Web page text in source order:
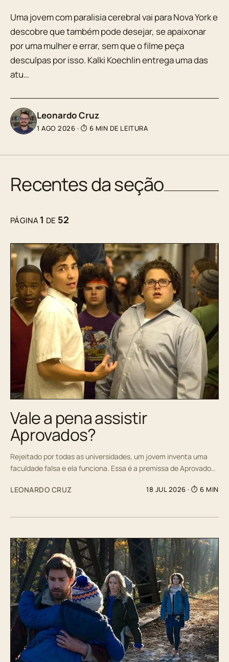
Uma jovem com paralisia cerebral vai para Nova York e
descobre que também pode desejar, se apaixonar
por uma mulher e errar, sem que o filme peça
desculpas por isso. Kalki Koechlin entrega uma das
atu…
Leonardo Cruz
1 AGO 2026 · ⏱ 6 MIN DE LEITURA
Recentes da seção
PÁGINA1 DE 52
Vale a pena assistir
Aprovados?
Rejeitado por todas as universidades, um jovem inventa uma
faculdade falsa e ela funciona. Essa é a premissa de Aprovado…
LEONARDO CRUZ 18 JUL 2026 · ⏱ 6 MIN